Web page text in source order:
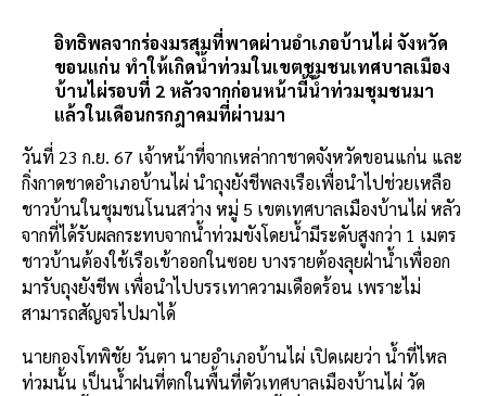
o
o
k
n
k
อิทธิพลจากร่องมรสุมที่พาดผ่านอำเภอบ้านไผ่ จังหวัด
ขอนแก่น ทำให้เกิดน้ำท่วมในเขตชุมชนเทศบาลเมือง
บ้านไผ่รอบที่ 2 หลัวจากก่อนหน้านี้น้ำท่วมชุมชนมา
แล้วในเดือนกรกฎาคมที่ผ่านมา
วันที่ 23 ก.ย. 67 เจ้าหน้าที่จากเหล่ากาชาดจังหวัดขอนแก่น และ
กิ่งกาดชาดอำเภอบ้านไผ่ นำถุงยังชีพลงเรือเพื่อนำไปช่วยเหลือ
ชาวบ้านในชุมชนโนนสว่าง หมู่ 5 เขตเทศบาลเมืองบ้านไผ่ หลัว
จากที่ได้รับผลกระทบจากน้ำท่วมขังโดยน้ำมีระดับสูงกว่า 1 เมตร
ชาวบ้านต้องใช้เรือเข้าออกในซอย บางรายต้องลุยฝ่าน้ำเพื่ออก
มารับถุงยังชีพ เพื่อนำไปบรรเทาความเดือดร้อน เพราะไม่
สามารถสัญจรไปมาได้
นายกองโทพิชัย วันตา นายอำเภอบ้านไผ่ เปิดเผยว่า น้ำที่ไหล
ท่วมนั้น เป็นน้ำฝนที่ตกในพื้นที่ตัวเทศบาลเมืองบ้านไผ่ วัด